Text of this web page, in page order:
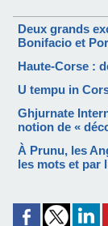
Deux grands
Bonifacio et
Haute-Corse :
U tempu in
Ghjurnate
notion de «
À Prunu, les
les mots et par